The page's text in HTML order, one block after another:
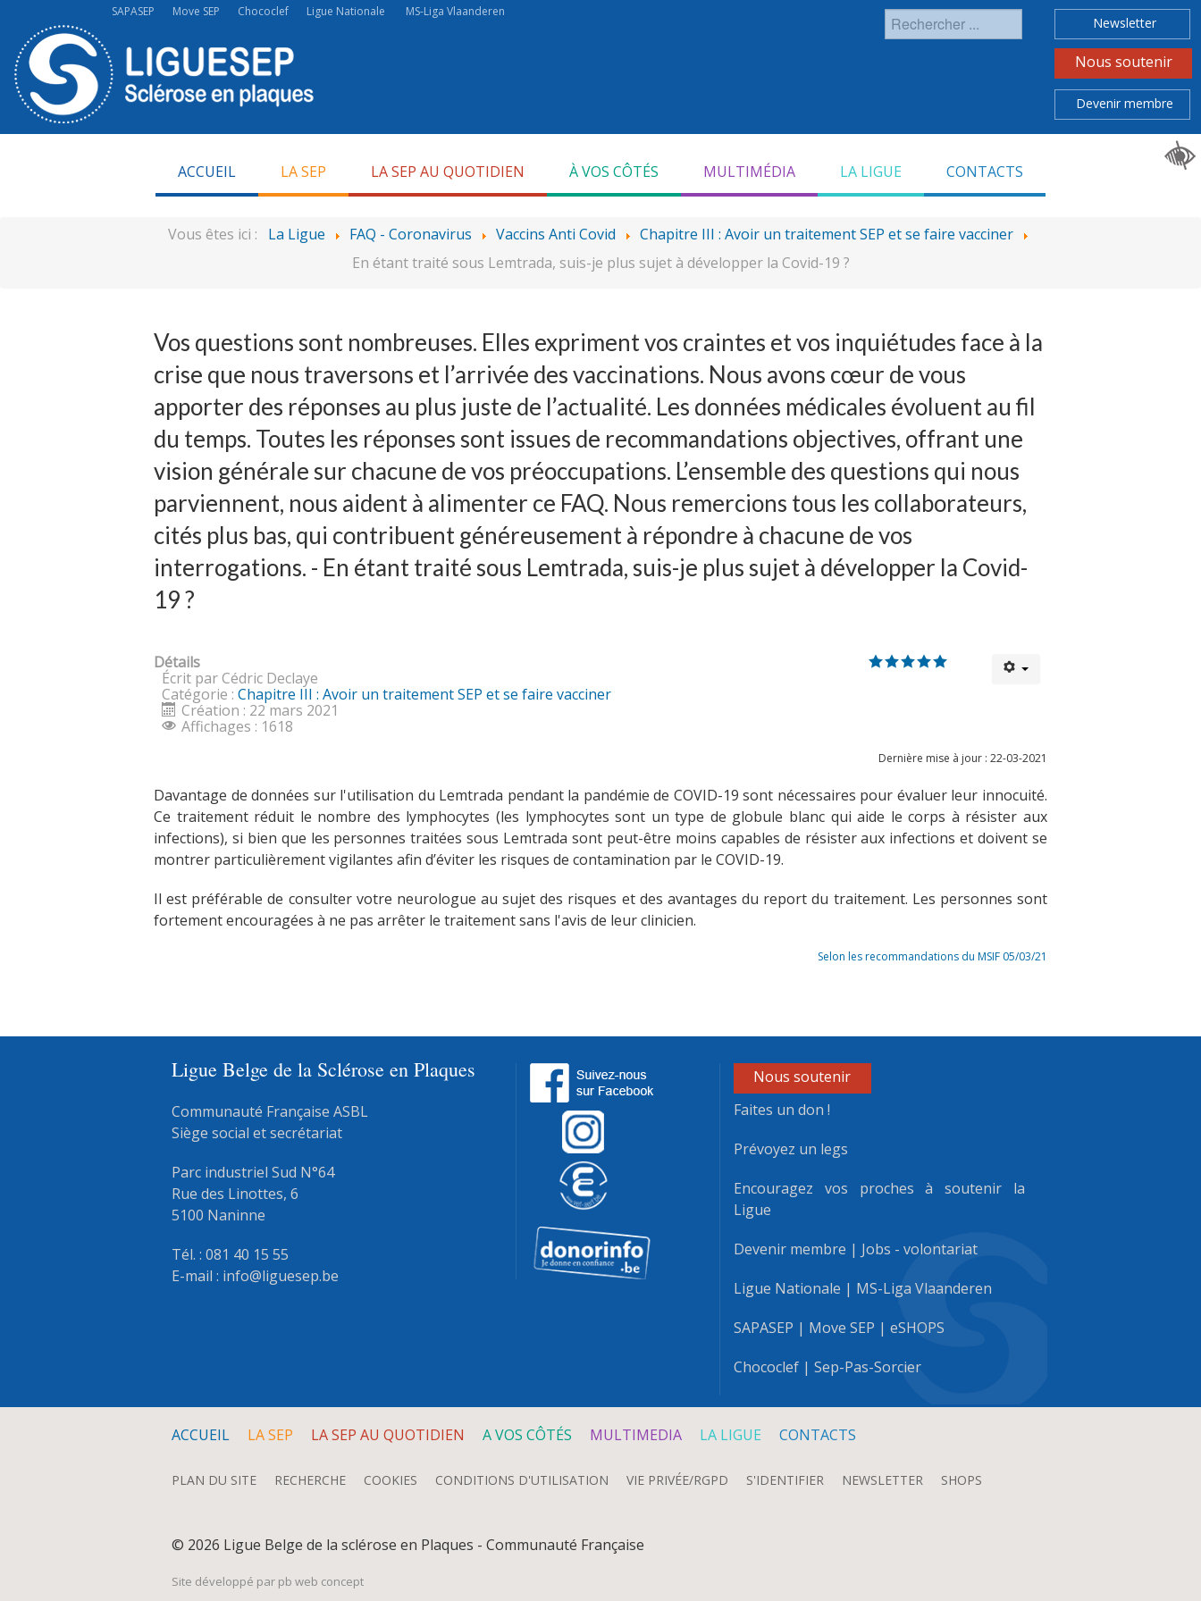
Ligue Nationale MS-Liga Vlaanderen
SAPASEP Move SEP Chococlef Rechercher
ACCUEIL LA SEP LA SEP AU QUOTIDIEN À VOS CÔTÉS MULTIMÉDIA LA LIGUE CONTACTS
Newsletter
Nous soutenir
Devenir membre
Vous êtes ici : La Ligue FAQ - Coronavirus Vaccins Anti Covid
Chapitre III : Avoir un traitement SEP et se faire vacciner
En étant traité sous Lemtrada, suis-je plus sujet à développer la Covid-19 ?
Vos questions sont nombreuses. Elles expriment vos craintes et vos inquiétudes face à la
crise que nous traversons et l’arrivée des vaccinations. Nous avons cœur de vous
apporter des réponses au plus juste de l’actualité. Les données médicales évoluent au fil
du temps. Toutes les réponses sont issues de recommandations objectives, offrant une
vision générale sur chacune de vos préoccupations. L’ensemble des questions qui nous
parviennent, nous aident à alimenter ce FAQ. Nous remercions tous les collaborateurs,
cités plus bas, qui contribuent généreusement à répondre à chacune de vos
interrogations. - En étant traité sous Lemtrada, suis-je plus sujet à développer la Covid-
19 ?
Détails
Écrit par Cédric Declaye
Catégorie : Chapitre III : Avoir un traitement SEP et se faire vacciner
Création : 22 mars 2021
Affichages : 1618
Dernière mise à jour : 22-03-2021
Davantage de données sur l'utilisation du Lemtrada pendant la pandémie de COVID-19 sont nécessaires pour évaluer leur innocuité.
Ce traitement réduit le nombre des lymphocytes (les lymphocytes sont un type de globule blanc qui aide le corps à résister aux
infections), si bien que les personnes traitées sous Lemtrada sont peut-être moins capables de résister aux infections et doivent se
montrer particulièrement vigilantes afin d’éviter les risques de contamination par le COVID-19.
Il est préférable de consulter votre neurologue au sujet des risques et des avantages du report du traitement. Les personnes sont
fortement encouragées à ne pas arrêter le traitement sans l'avis de leur clinicien.
Selon les recommandations du MSIF 05/03/21
Ligue Belge de la Sclérose en Plaques
Communauté Française ASBL
Siège social et secrétariat
Parc industriel Sud N°64
Rue des Linottes, 6
5100 Naninne
Tél. : 081 40 15 55
E-mail : info@liguesep.be
Nous soutenir
Faites un don !
Prévoyez un legs
Encouragez vos proches à soutenir la
Ligue
Devenir membre | Jobs - volontariat
Ligue Nationale | MS-Liga Vlaanderen
SAPASEP | Move SEP | eSHOPS
Chococlef| Sep-Pas-Sorcier
ACCUEIL LA SEP LA SEP AU QUOTIDIEN A VOS CÔTÉS MULTIMEDIA LA LIGUE CONTACTS
PLAN DU SITE RECHERCHE COOKIES CONDITIONS D'UTILISATION VIE PRIVÉE/RGPD S'IDENTIFIER NEWSLETTER SHOPS
© 2026 Ligue Belge de la sclérose en Plaques - Communauté Française
Site développé par pb web concept